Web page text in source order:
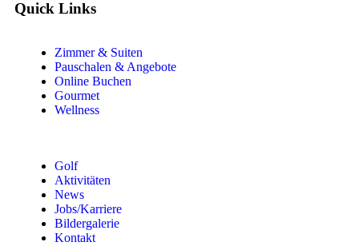
Quick Links
Zimmer & Suiten
Pauschalen & Angebote
Online Buchen
Gourmet
Wellness
Golf
Aktivitäten
News
Jobs/Karriere
Bildergalerie
Kontakt